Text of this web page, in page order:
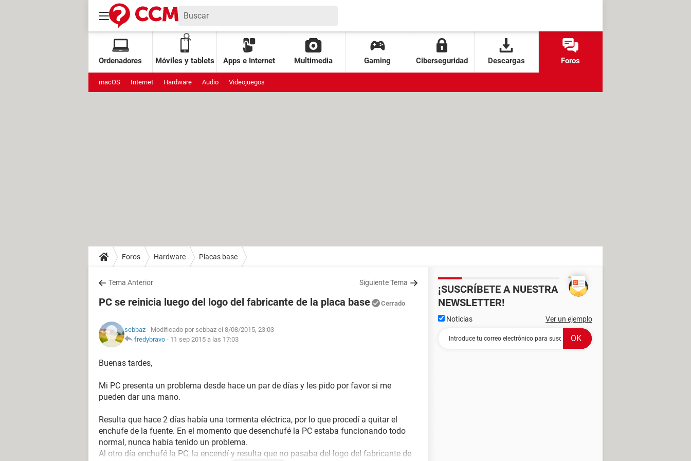
Ordenadores Móviles y tablets Apps e Internet Multimedia Gaming Ciberseguridad Descargas Foros
macOS Internet Hardware Audio Videojuegos
Foros Hardware Placas base
Tema Anterior Siguiente Tema
PC se reinicia luego del logo del fabricante de la placa base Cerrado
sebbaz - Modificado por sebbaz el 8/08/2015, 23:03
fredybravo - 11 sep 2015 a las 17:03
Buenas tardes,
Mi PC presenta un problema desde hace un par de días y les pido por favor si me
pueden dar una mano.
Resulta que hace 2 días había una tormenta eléctrica, por lo que procedí a quitar el
enchufe de la fuente. En el momento que desenchufé la PC estaba funcionando todo
normal, nunca había tenido un problema.
Al otro día enchufé la PC, la encendí y resulta que no pasaba del logo del fabricante de
¡SUSCRÍBETE A NUESTRA
NEWSLETTER!
Noticias Ver un ejemplo